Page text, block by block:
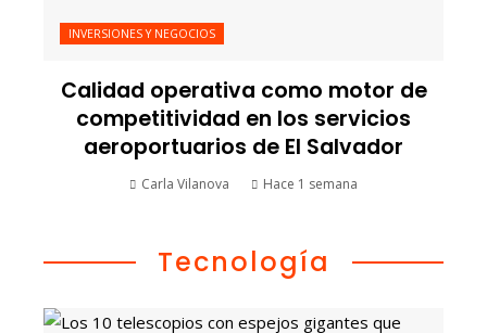
INVERSIONES Y NEGOCIOS
Calidad operativa como motor de
competitividad en los servicios
aeroportuarios de El Salvador
Carla Vilanova Hace 1 semana
Tecnología